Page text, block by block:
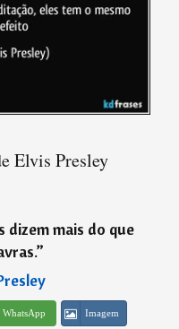
Elvis Presley
dizem mais do que
”
WhatsApp Imagem